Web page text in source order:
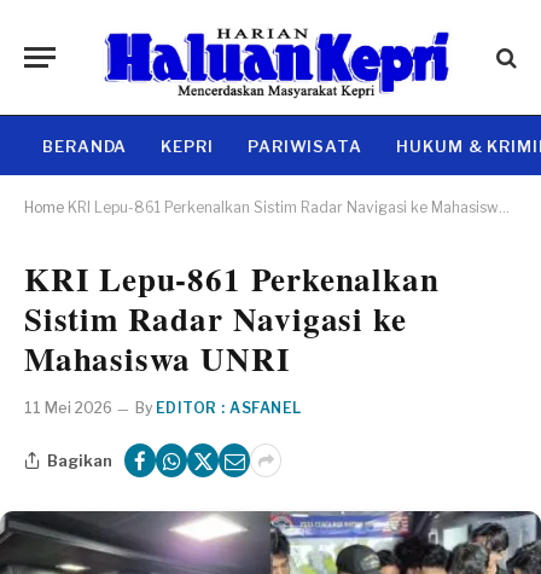
BERANDA KEPRI PARIWISATA HUKUM &
Home KRI Lepu-861 Perkenalkan Sistim Radar Navigasi ke Mahasiswa UNRI
KRI Lepu-861 Perkenalkan
Sistim Radar Navigasi ke
Mahasiswa UNRI
11 Mei 2026 By EDITOR : ASFANEL
Bagikan